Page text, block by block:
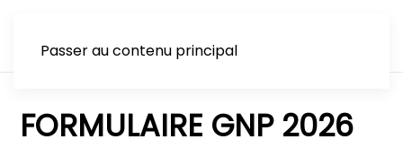
Passer au contenu principal
FORMULAIRE GNP 2026